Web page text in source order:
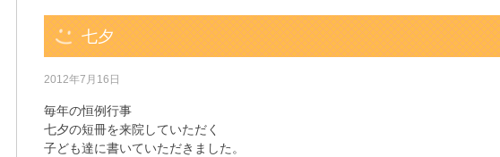
七夕
2012年7月16日
毎年の恒例行事
七夕の短冊を来院していただく
子ども達に書いていただきました。